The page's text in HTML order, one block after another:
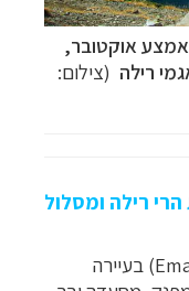
אוקטובר,
רילה (צילום:
רילה ומסלול
(Emar Hotel & Spa) בעיירה